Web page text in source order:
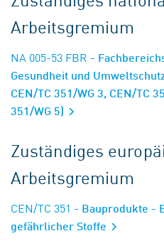
Arbeitsgremium
NA 005-53 FBR -
Gesundheit und
CEN/TC 351/WG 3, CEN/TC
351/WG 5)
Zuständiges
Arbeitsgremium
CEN/TC 351 - Bauprodukte -
gefährlicher Stoffe